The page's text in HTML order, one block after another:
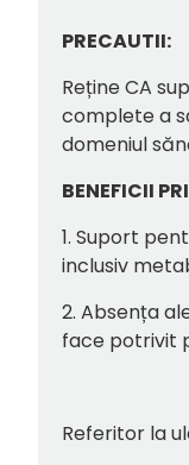
PRECAUTII:
Reține CA
complete a
domeniul
BENEFICII
1. Suport
inclusiv
2. Absența
face potrivit
Referitor la